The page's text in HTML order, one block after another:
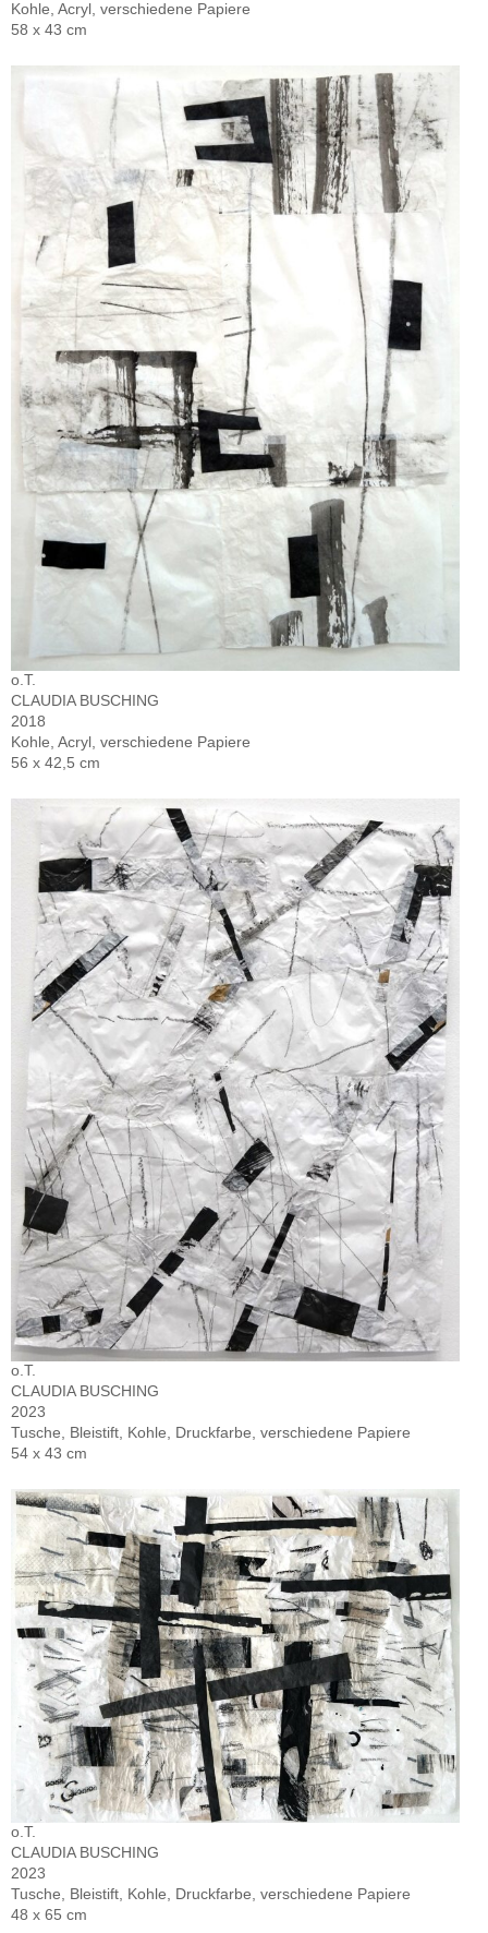
Kohle, Acryl, verschiedene Papiere
58 x 43 cm
o.T.
CLAUDIA BUSCHING
2018
Kohle, Acryl, verschiedene Papiere
56 x 42,5 cm
o.T.
CLAUDIA BUSCHING
2023
Tusche, Bleistift, Kohle, Druckfarbe, verschiedene Papiere
54 x 43 cm
o.T.
CLAUDIA BUSCHING
2023
Tusche, Bleistift, Kohle, Druckfarbe, verschiedene Papiere
48 x 65 cm